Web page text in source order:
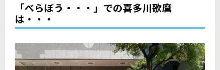
「べらぼう・・・」での喜多川歌麿
は・・・